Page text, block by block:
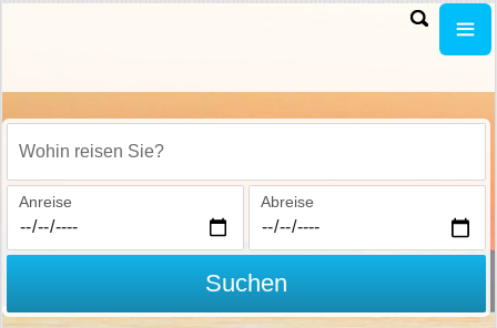
Wohin reisen Sie?
Anreise Abreise
Suchen